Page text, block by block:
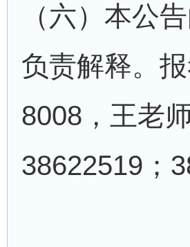
（六）本公
负责解释。
8008，王老
38622519；